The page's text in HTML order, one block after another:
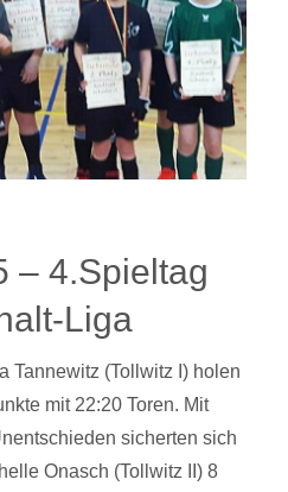
– 4.Spieltag
Liga
Tannewitz (Tollwitz I) holen
mit 22:20 Toren. Mit
sicherten sich
Onasch (Tollwitz II) 8